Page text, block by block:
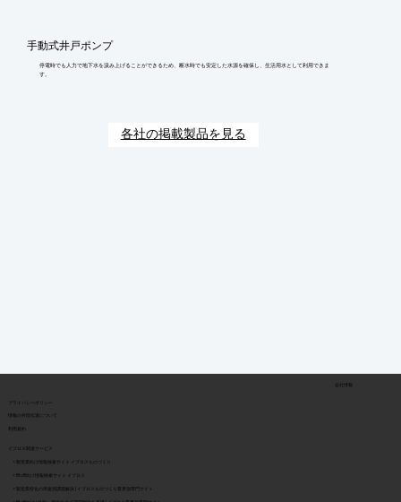
手動式井戸ポンプ
停電時でも人力で地下水を汲み上げることができるため、断水時でも安定した水源を確保し、生活用水として利用できま
す。
各社の掲載製品を見る
​情報の外部伝達について
会社情報
> 製造業特化の用途別課題解決 | イプロスものづくり業界別専門サイト
> BtoB向け情報検索サイト イプロス
> 製造業向け情報検索サイト イプロスものづくり
イプロス関連サービス